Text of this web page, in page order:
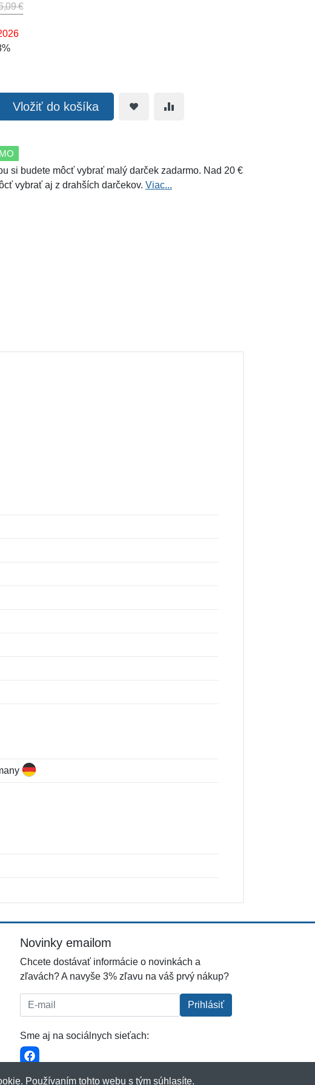
€
Vložiť do košíka
si budete môcť vybrať malý darček zadarmo. Nad 20 €
vybrať aj z drahších darčekov. Viac...
Novinky emailom
Chcete dostávať informácie o novinkách a
zľavách? A navyše 3% zľavu na váš prvý nákup?
E-mail: Prihlásiť
Sme aj na sociálnych sieťach:
Používaním tohto webu s tým súhlasíte.